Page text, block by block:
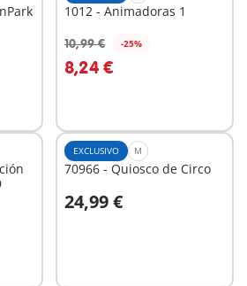
1012 - Animadoras 1
10,99 € -25%
8,24 €
A la cesta
EXCLUSIVO M
70966 - Quiosco de Circo
24,99 €
A la cesta